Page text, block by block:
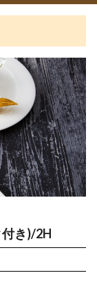
き)/2H